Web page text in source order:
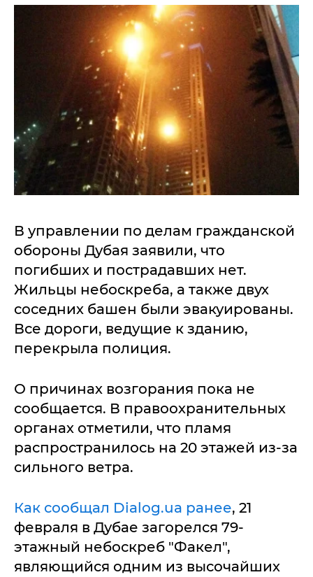
В управлении по делам гражданской
обороны Дубая заявили, что
погибших и пострадавших нет.
Жильцы небоскреба, а также двух
соседних башен были эвакуированы.
Все дороги, ведущие к зданию,
перекрыла полиция.
О причинах возгорания пока не
сообщается. В правоохранительных
органах отметили, что пламя
распространилось на 20 этажей из-за
сильного ветра.
Как сообщал Dialog.ua ранее, 21
февраля в Дубае загорелся 79-
этажный небоскреб "Факел",
являющийся одним из высочайших